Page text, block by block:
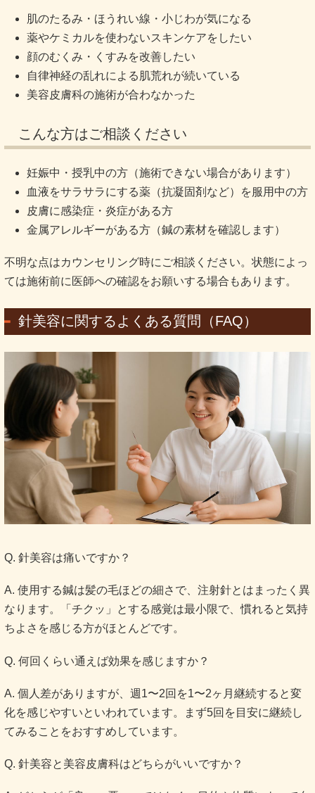
肌のたるみ・ほうれい線・小じわが気になる
薬やケミカルを使わないスキンケアをしたい
顔のむくみ・くすみを改善したい
自律神経の乱れによる肌荒れが続いている
美容皮膚科の施術が合わなかった
こんな方はご相談ください
妊娠中・授乳中の方（施術できない場合があります）
血液をサラサラにする薬（抗凝固剤など）を服用中の方
皮膚に感染症・炎症がある方
金属アレルギーがある方（鍼の素材を確認します）
不明な点はカウンセリング時にご相談ください。状態によっ
ては施術前に医師への確認をお願いする場合もあります。
針美容に関するよくある質問（FAQ）
Q. 針美容は痛いですか？
A. 使用する鍼は髪の毛ほどの細さで、注射針とはまったく異
なります。「チクッ」とする感覚は最小限で、慣れると気持
ちよさを感じる方がほとんどです。
Q. 何回くらい通えば効果を感じますか？
A. 個人差がありますが、週1〜2回を1〜2ヶ月継続すると変
化を感じやすいといわれています。まず5回を目安に継続し
てみることをおすすめしています。
Q. 針美容と美容皮膚科はどちらがいいですか？